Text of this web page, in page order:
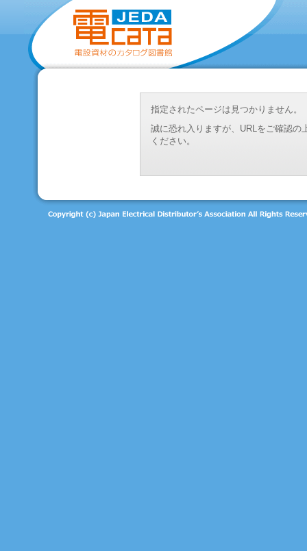
指定されたページは見つかりません。
誠に恐れ入りますが、URLをご確認
ください。